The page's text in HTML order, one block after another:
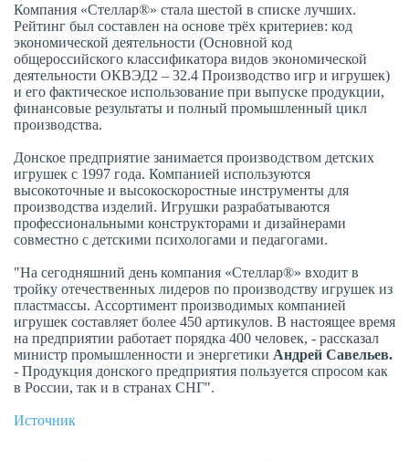
Компания «Стеллар®» стала шестой в списке лучших.
Рейтинг был составлен на основе трёх критериев: код
экономической деятельности (Основной код
общероссийского классификатора видов экономической
деятельности ОКВЭД2 – 32.4 Производство игр и игрушек)
и его фактическое использование при выпуске продукции,
финансовые результаты и полный промышленный цикл
производства.
Донское предприятие занимается производством детских
игрушек с 1997 года. Компанией используются
высокоточные и высокоскоростные инструменты для
производства изделий. Игрушки разрабатываются
профессиональными конструкторами и дизайнерами
совместно с детскими психологами и педагогами.
"На сегодняшний день компания «Стеллар®» входит в
тройку отечественных лидеров по производству игрушек из
пластмассы. Ассортимент производимых компанией
игрушек составляет более 450 артикулов. В настоящее время
на предприятии работает порядка 400 человек, - рассказал
министр промышленности и энергетики Андрей Савельев.
- Продукция донского предприятия пользуется спросом как
в России, так и в странах СНГ".
Источник